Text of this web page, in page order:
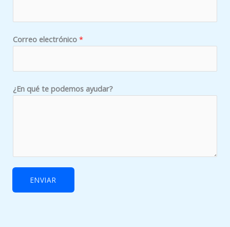
l
Correo electrónico *
¿En qué te podemos ayudar?
ENVIAR